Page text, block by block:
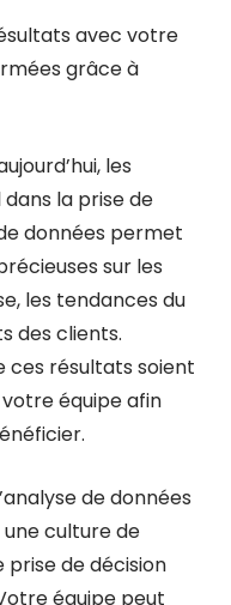
avec votre
grâce à
les
la prise de
données permet
sur les
les tendances du
des clients.
ces résultats soient
équipe afin
de données
culture de
de décision
équipe peut